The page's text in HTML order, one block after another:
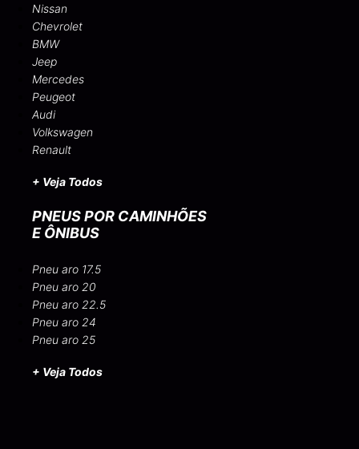
Nissan
Chevrolet
BMW
Jeep
Mercedes
Peugeot
Audi
Volkswagen
Renault
+ Veja Todos
PNEUS POR CAMINHÕES
E ÔNIBUS
Pneu aro 17.5
Pneu aro 20
Pneu aro 22.5
Pneu aro 24
Pneu aro 25
+ Veja Todos